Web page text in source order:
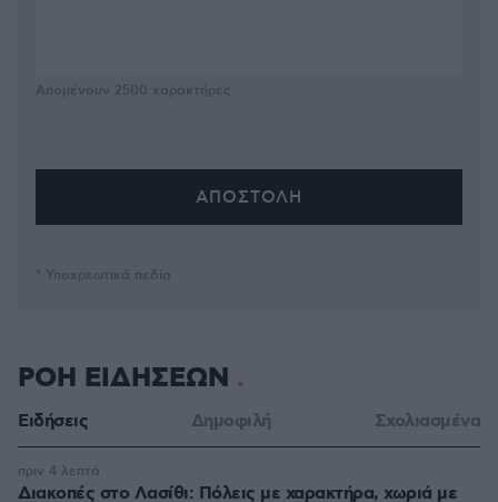
Απομένουν 2500 χαρακτήρες
* Υποχρεωτικά πεδία
ΡΟΗ ΕΙΔΗΣΕΩΝ
Ειδήσεις Δημοφιλή Σχολιασμένα
Διακοπές στο Λασίθι: Πόλεις με χαρακτήρα, χωριά με
πριν 4 λεπτά